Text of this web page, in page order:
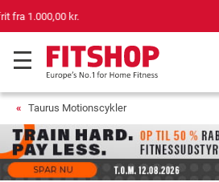
69 butikker med 75 egne
Taurus Motionscykler